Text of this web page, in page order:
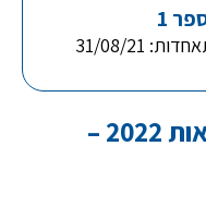
1
31/08/21
התאחדות יועצי המשכנתאות 2022 –